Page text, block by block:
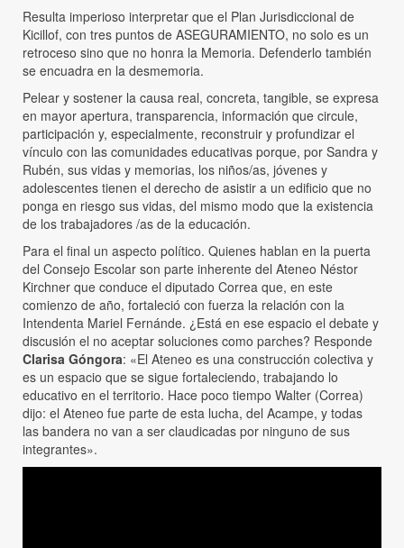
Resulta imperioso interpretar que el Plan Jurisdiccional de
Kicillof, con tres puntos de ASEGURAMIENTO, no solo es un
retroceso sino que no honra la Memoria. Defenderlo también
se encuadra en la desmemoria.
Pelear y sostener la causa real, concreta, tangible, se expresa
en mayor apertura, transparencia, información que circule,
participación y, especialmente, reconstruir y profundizar el
vínculo con las comunidades educativas porque, por Sandra y
Rubén, sus vidas y memorias, los niños/as, jóvenes y
adolescentes tienen el derecho de asistir a un edificio que no
ponga en riesgo sus vidas, del mismo modo que la existencia
de los trabajadores /as de la educación.
Para el final un aspecto político. Quienes hablan en la puerta
del Consejo Escolar son parte inherente del Ateneo Néstor
Kirchner que conduce el diputado Correa que, en este
comienzo de año, fortaleció con fuerza la relación con la
Intendenta Mariel Fernánde. ¿Está en ese espacio el debate y
discusión el no aceptar soluciones como parches? Responde
Clarisa Góngora: «El Ateneo es una construcción colectiva y
es un espacio que se sigue fortaleciendo, trabajando lo
educativo en el territorio. Hace poco tiempo Walter (Correa)
dijo: el Ateneo fue parte de esta lucha, del Acampe, y todas
las bandera no van a ser claudicadas por ninguno de sus
integrantes».